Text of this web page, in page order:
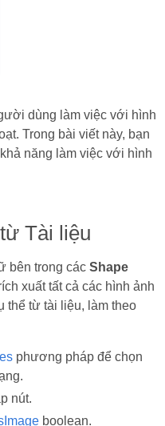
dùng làm việc với hình
Trong bài viết này, bạn
năng làm việc với hình
Tài liệu
bên trong các Shape
xuất tất cả các hình ảnh
thể từ tài liệu, làm theo
phương pháp để chọn
nút.
boolean.